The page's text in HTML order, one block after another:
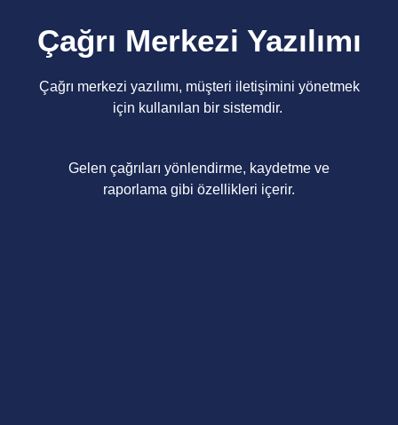
Çağrı Merkezi Yazılımı
Çağrı merkezi yazılımı, müşteri iletişimini yönetmek
için kullanılan bir sistemdir.
Gelen çağrıları yönlendirme, kaydetme ve
raporlama gibi özellikleri içerir.